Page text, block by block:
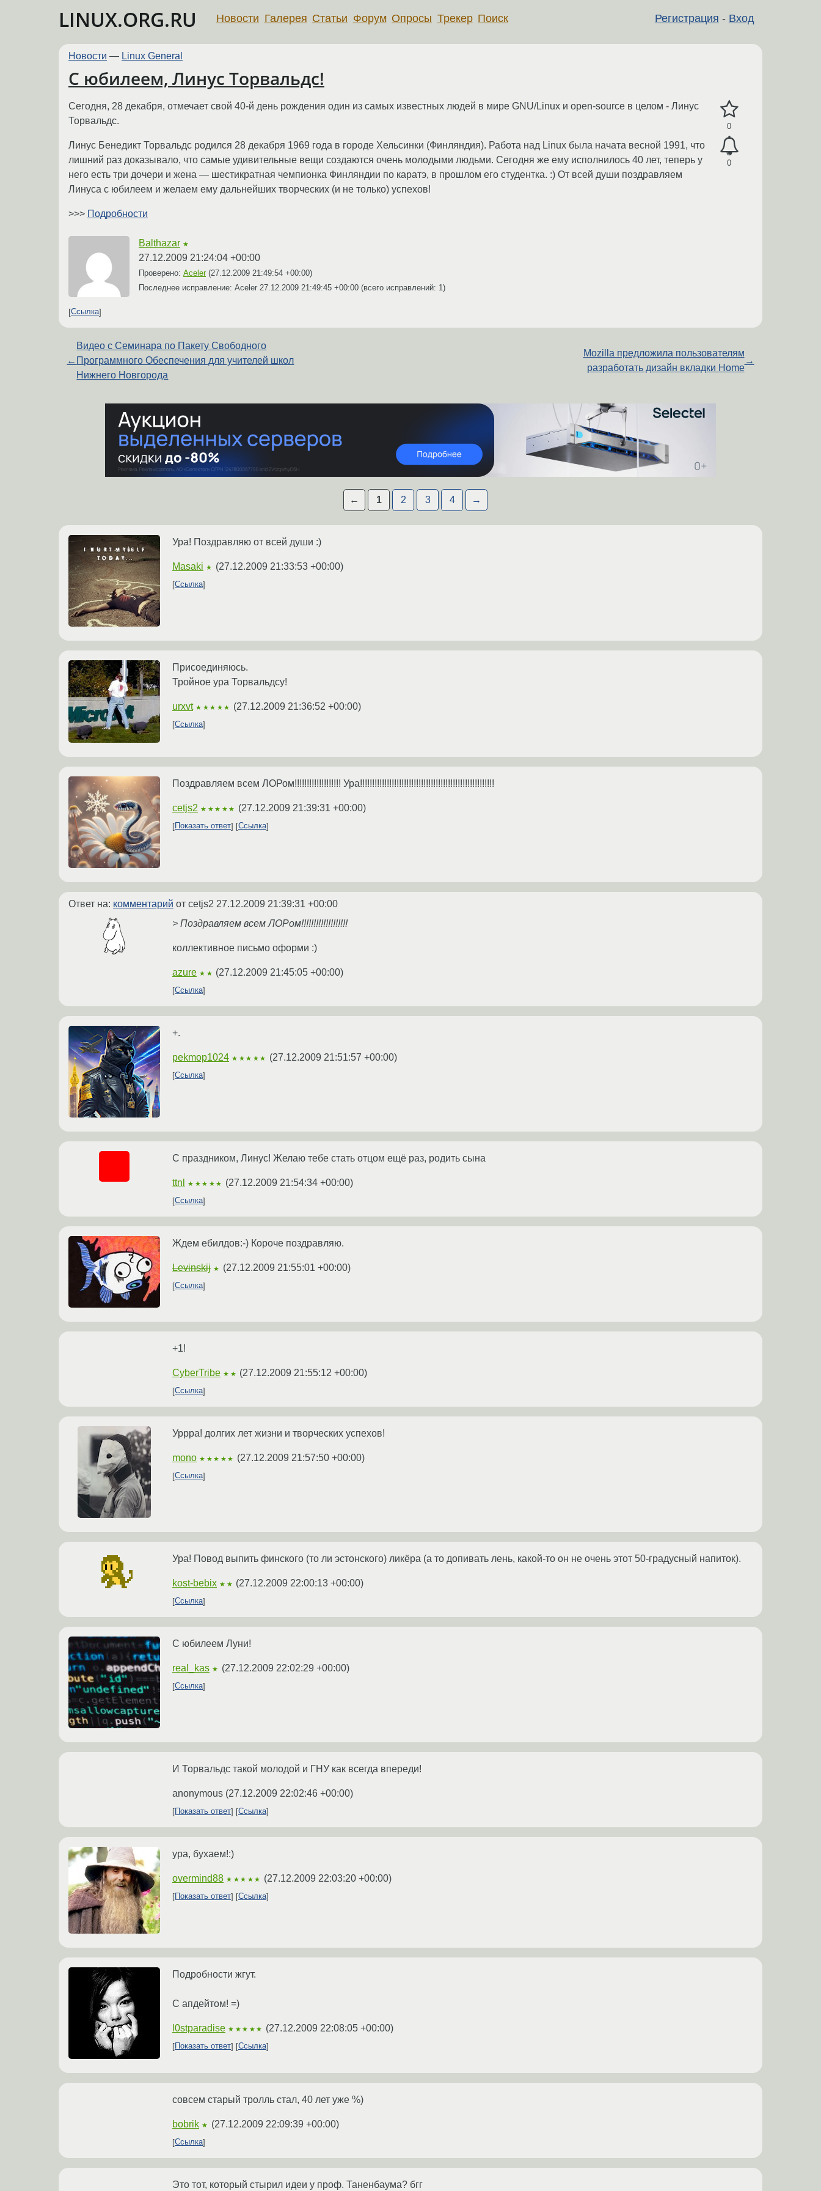
LINUX.ORG.RU Регистрация - Вход
Новости Галерея Статьи Форум Опросы Трекер Поиск
Новости — Linux General
С юбилеем, Линус Торвальдс!
0
0
Сегодня, 28 декабря, отмечает свой 40-й день рождения один из самых известных людей в мире GNU/Linux и open-source в целом - Линус
Торвальдс.
Линус Бенедикт Торвальдс родился 28 декабря 1969 года в городе Хельсинки (Финляндия). Работа над Linux была начата весной 1991, что
лишний раз доказывало, что самые удивительные вещи создаются очень молодыми людьми. Сегодня же ему исполнилось 40 лет, теперь у
него есть три дочери и жена — шестикратная чемпионка Финляндии по каратэ, в прошлом его студентка. :) От всей души поздравляем
Линуса с юбилеем и желаем ему дальнейших творческих (и не только) успехов!
>>> Подробности
Balthazar ★
27.12.2009 21:24:04 +00:00
Проверено: Aceler(27.12.2009 21:49:54 +00:00)
Последнее исправление: Aceler 27.12.2009 21:49:45 +00:00 (всего исправлений: 1)
Ссылка
←
Видео с Семинара по Пакету Свободного
Программного Обеспечения для учителей школ
Нижнего Новгорода
Mozilla предложила пользователям
разработать дизайн вкладки Home
→
← 1 2 3 4 →
Ура! Поздравляю от всей души :)
Masaki ★ (27.12.2009 21:33:53 +00:00)
Ссылка
Присоединяюсь.
Тройное ура Торвальдсу!
urxvt ★★★★★ (27.12.2009 21:36:52 +00:00)
Ссылка
Поздравляем всем ЛОРом!!!!!!!!!!!!!!!!!!! Ура!!!!!!!!!!!!!!!!!!!!!!!!!!!!!!!!!!!!!!!!!!!!!!!!!!!!!!!
cetjs2 ★★★★★ (27.12.2009 21:39:31 +00:00)
Показать ответ Ссылка
Ответ на: комментарий от cetjs2 27.12.2009 21:39:31 +00:00
> Поздравляем всем ЛОРом!!!!!!!!!!!!!!!!!!!
коллективное письмо оформи :)
azure ★★ (27.12.2009 21:45:05 +00:00)
Ссылка
+.
pekmop1024 ★★★★★ (27.12.2009 21:51:57 +00:00)
Ссылка
С праздником, Линус! Желаю тебе стать отцом ещё раз, родить сына
ttnl ★★★★★ (27.12.2009 21:54:34 +00:00)
Ссылка
Ждем ебилдов:-) Короче поздравляю.
Levinskij ★ (27.12.2009 21:55:01 +00:00)
Ссылка
+1!
CyberTribe ★★ (27.12.2009 21:55:12 +00:00)
Ссылка
Уррра! долгих лет жизни и творческих успехов!
mono ★★★★★ (27.12.2009 21:57:50 +00:00)
Ссылка
Ура! Повод выпить финского (то ли эстонского) ликёра (а то допивать лень, какой-то он не очень этот 50-градусный напиток).
kost-bebix ★★ (27.12.2009 22:00:13 +00:00)
Ссылка
С юбилеем Луни!
real_kas ★ (27.12.2009 22:02:29 +00:00)
Ссылка
И Торвальдс такой молодой и ГНУ как всегда впереди!
anonymous (27.12.2009 22:02:46 +00:00)
Показать ответ Ссылка
ура, бухаем!:)
overmind88 ★★★★★ (27.12.2009 22:03:20 +00:00)
Показать ответ Ссылка
Подробности жгут.
С апдейтом! =)
l0stparadise ★★★★★ (27.12.2009 22:08:05 +00:00)
Показать ответ Ссылка
совсем старый тролль стал, 40 лет уже %)
bobrik ★ (27.12.2009 22:09:39 +00:00)
Ссылка
Это тот, который стырил идеи у проф. Таненбаума? бгг